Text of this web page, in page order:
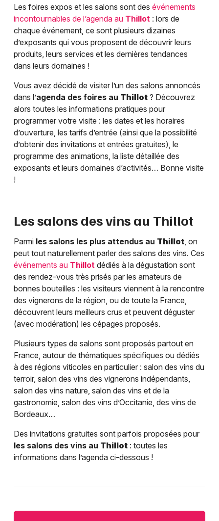
Les foires expos et les salons sont des événements
incontournables de l’agenda au Thillot : lors de
chaque événement, ce sont plusieurs dizaines
d’exposants qui vous proposent de découvrir leurs
produits, leurs services et les dernières tendances
dans leurs domaines !
Vous avez décidé de visiter l’un des salons annoncés
dans l’agenda des foires au Thillot ? Découvrez
alors toutes les informations pratiques pour
programmer votre visite : les dates et les horaires
d’ouverture, les tarifs d’entrée (ainsi que la possibilité
d’obtenir des invitations et entrées gratuites), le
programme des animations, la liste détaillée des
exposants et leurs domaines d’activités… Bonne visite
!
Les salons des vins au Thillot
Parmi les salons les plus attendus au Thillot, on
peut tout naturellement parler des salons des vins. Ces
événements au Thillot dédiés à la dégustation sont
des rendez-vous très prisés par les amateurs de
bonnes bouteilles : les visiteurs viennent à la rencontre
des vignerons de la région, ou de toute la France,
découvrent leurs meilleurs crus et peuvent déguster
(avec modération) les cépages proposés.
Plusieurs types de salons sont proposés partout en
France, autour de thématiques spécifiques ou dédiés
à des régions viticoles en particulier : salon des vins du
terroir, salon des vins des vignerons indépendants,
salon des vins nature, salon des vins et de la
gastronomie, salon des vins d’Occitanie, des vins de
Bordeaux…
Des invitations gratuites sont parfois proposées pour
les salons des vins au Thillot : toutes les
informations dans l’agenda ci-dessous !